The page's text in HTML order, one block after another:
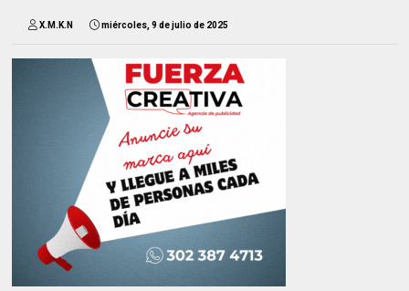
X.M.K.N miércoles, 9 de julio de 2025